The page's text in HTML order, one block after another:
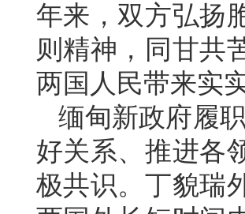
年来，双方弘扬
则精神，同甘共
两国人民带来实
缅甸新政府履
好关系、推进各
极共识。丁貌瑞